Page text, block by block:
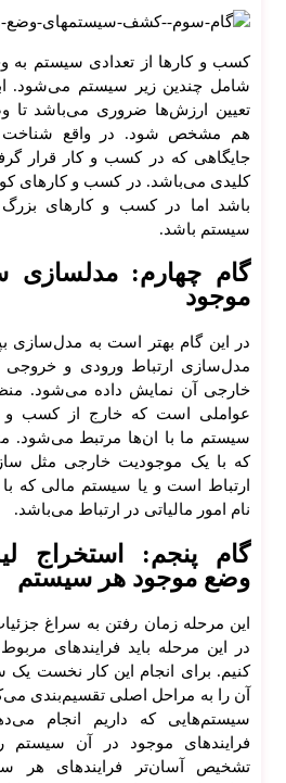
ط
یش
ن
کسب و کار‌ها از تعدادی سیستم به
شامل چندین زیر سیستم می‌شود.
تعیین ارزش‌ها ضروری می‌باشد تا
هم مشخص شود. در واقع شناخت
جایگاهی که در کسب و کار قرار
کلیدی می‌باشد. در کسب و کار‌های
باشد اما در کسب و کار‌های
سیستم باشد.
گام چهارم: مدلسازی
موجود
در این گام بهتر است به مدل‌سازی
مدل‌سازی ارتباط ورودی و
خارجی آن نمایش داده می‌شود.
عواملی است که خارج از کسب و
سیستم ما با ان‌ها مرتبط می‌شود.
که با یک موجودیت خارجی مثل
ارتباط است و یا سیستم مالی که
نام امور مالیاتی در ارتباط می‌باشد.
گام پنجم: استخراج
وضع موجود هر سیستم
این مرحله زمان رفتن به سراغ
در این مرحله باید فرایند‌های
کنیم. برای انجام این کار نخست یک
آن را به مراحل اصلی تقسیم‌بندی
سیستم‌هایی که داریم انجام
فرایند‌های موجود در آن سیستم
تشخیص آسان‌تر فرایند‌های هر